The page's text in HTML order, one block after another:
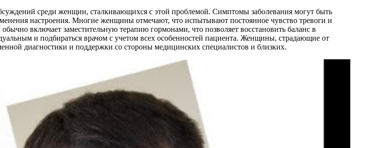
среди женщин, сталкивающихся с этой проблемой. Симптомы заболевания могут быть
настроения. Многие женщины отмечают, что испытывают постоянное чувство тревоги и
включает заместительную терапию гормонами, что позволяет восстановить баланс в
и подбираться врачом с учетом всех особенностей пациента. Женщины, страдающие от
диагностики и поддержки со стороны медицинских специалистов и близких.